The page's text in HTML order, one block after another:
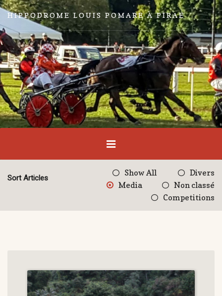
HIPPODROME LOUIS POMARE À PIRAE
Sort Articles
Show All
Divers
Media
Non classé
Competitions